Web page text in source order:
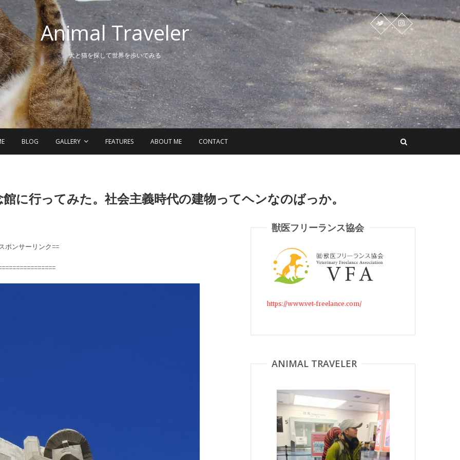
Animal Traveler
犬と猫を探して世界を歩いてみる
BLOG GALLERY FEATURES ABOUT ME CONTACT
に行ってみた。社会主義時代の建物ってヘンなのばっか。
ポンサーリンク==
獣医フリーランス協会
https://www.vet-freelance.com/
ANIMAL TRAVELER